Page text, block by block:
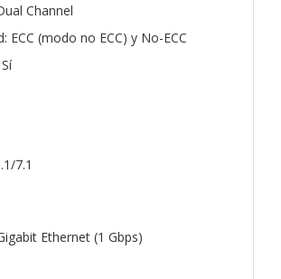
Channel
ECC (modo no ECC) y No-ECC
7.1
Ethernet (1 Gbps)